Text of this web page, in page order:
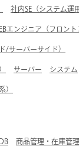
社内SE（システム運
エンジニア（フロント
/サーバーサイド）
サーバー システム
）
DB 商品管理・在庫管